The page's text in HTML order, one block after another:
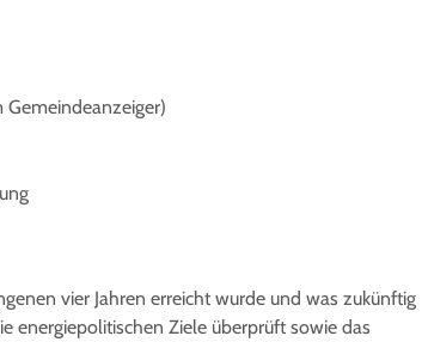
vier Jahren erreicht wurde und was zukünftig
energiepolitischen Ziele überprüft sowie das